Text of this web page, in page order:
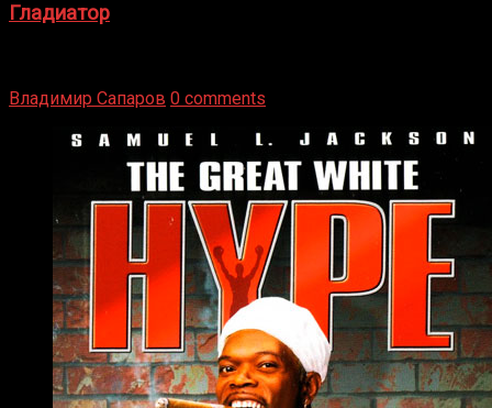
Гладиатор
Владимир Сапаров 0 comments